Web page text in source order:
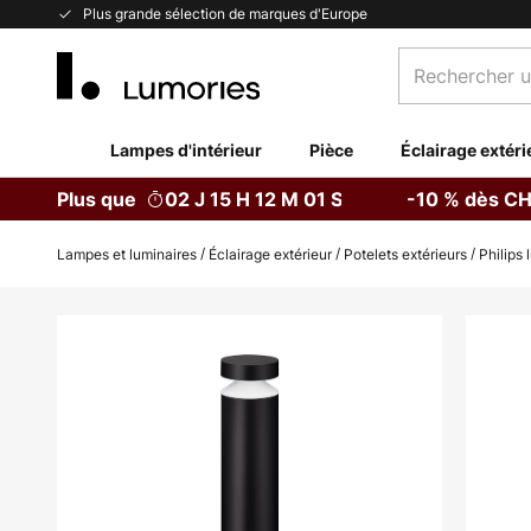
Plus grande sélection de marques d'Europe
Allez
un
catégorie...
Lampes d'intérieur Pièce Éclairage
Plus que 02 J 15 H 12 M 00 S -10 % dès
Lampes et luminaires Éclairage extérieur Potelets extérieurs Philips